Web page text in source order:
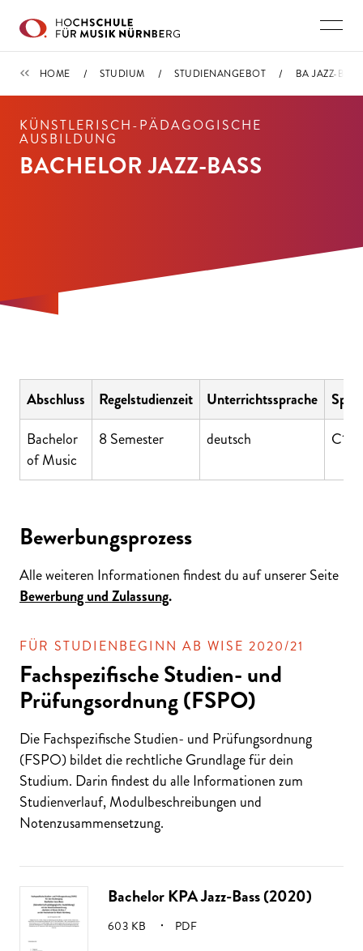
STUDIENANGEBOT
HOME STUDIUM STUDIENANGEBOT BA JAZZ-
KÜNSTLERISCH-PÄDAGOGISCHE
AUSBILDUNG
BACHELOR JAZZ-BASS
Abschluss Regelstudienzeit Unterrichtssprache
Bachelor
of Music
8 Semester deutsch C1
Bewerbungsprozess
Alle weiteren Informationen findest du auf unserer Seite
Bewerbung und Zulassung.
FÜR STUDIENBEGINN AB WISE 2020/21
Fachspezifische Studien- und
Prüfungsordnung (FSPO)
Die Fachspezifische Studien- und Prüfungsordnung
(FSPO) bildet die rechtliche Grundlage für dein
Studium. Darin findest du alle Informationen zum
Studienverlauf, Modulbeschreibungen und
Notenzusammensetzung.
Bachelor KPA Jazz-Bass (2020)
GRÖSSE:
603 KB PDF